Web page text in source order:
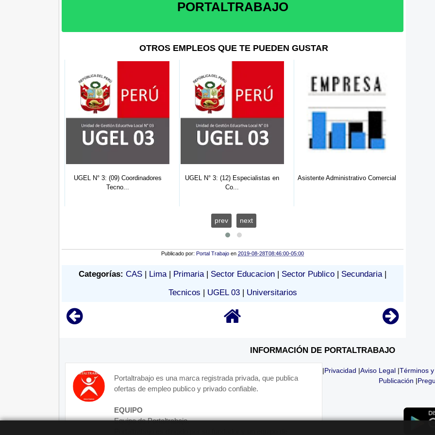
PORTALTRABAJO
OTROS EMPLEOS QUE TE PUEDEN GUSTAR
UGEL N° 3: (09) Coordinadores
Tecno...
UGEL N° 3: (12) Especialistas en
Co...
Asistente Administrativo Comercial
prev next
Publicado por: Portal Trabajo en 2019-08-28T08:46:00-05:00
Categorías: CAS | Lima | Primaria | Sector Educacion | Sector Publico | Secundaria |
Tecnicos | UGEL 03| Universitarios
INFORMACIÓN DE PORTALTRABAJO
Portaltrabajo es una marca registrada privada, que publica
ofertas de empleo publico y privado confiable.
EQUIPO
Equipo de Portaltrabajo.
|Privacidad |Aviso Legal |Términos
Publicación |